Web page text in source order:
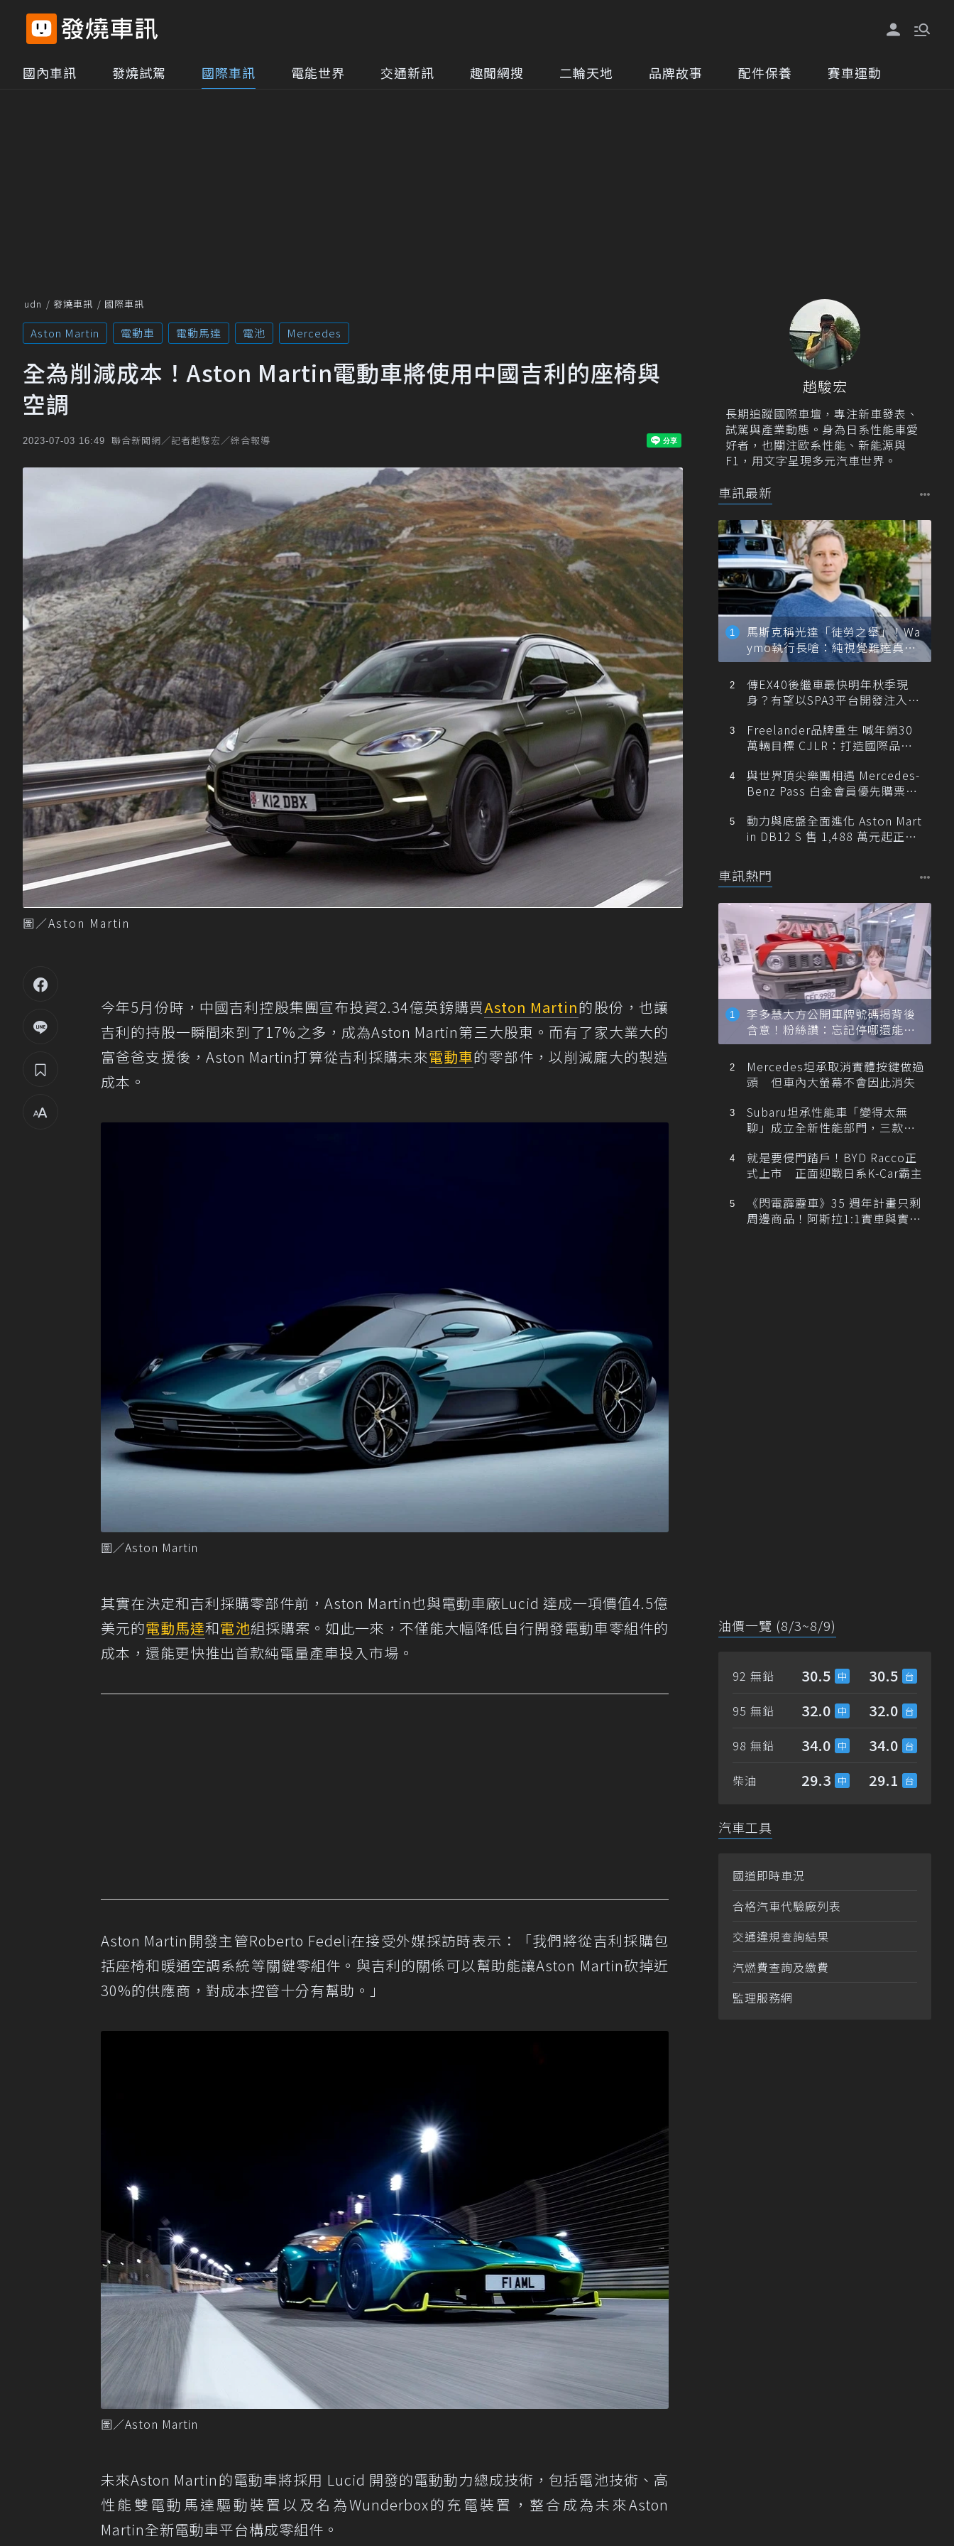
國內車訊 發燒試駕 國際車訊 電能世界 交通新訊 趣聞網搜 二輪天地 品牌故事 配件保養 賽車運動
udn 發燒車訊 國際車訊
Aston Martin 電動車 電動馬達 電池 Mercedes
全為削減成本！Aston Martin電動車將使用中國吉利的座椅與
空調
2023-07-03 16:49 聯合新聞網／記者趙駿宏／綜合報導
圖／Aston Martin
今年5月份時，中國吉利控股集團宣布投資2.34億英鎊購買Aston Martin的股份，也讓
吉利的持股一瞬間來到了17%之多，成為Aston Martin第三大股東。而有了家大業大的
富爸爸支援後，Aston Martin打算從吉利採購未來電動車的零部件，以削減龐大的製造
成本。
圖／Aston Martin
其實在決定和吉利採購零部件前，Aston Martin也與電動車廠Lucid 達成一項價值4.5億
美元的電動馬達和電池組採購案。如此一來，不僅能大幅降低自行開發電動車零組件的
成本，還能更快推出首款純電量產車投入市場。
Aston Martin開發主管Roberto Fedeli在接受外媒採訪時表示：「我們將從吉利採購包
括座椅和暖通空調系統等關鍵零組件。與吉利的關係可以幫助能讓Aston Martin砍掉近
30%的供應商，對成本控管十分有幫助。」
圖／Aston Martin
未來Aston Martin的電動車將採用 Lucid 開發的電動動力總成技術，包括電池技術、高
性能雙電動馬達驅動裝置以及名為Wunderbox的充電裝置，整合成為未來Aston
Martin全新電動車平台構成零組件。
趙駿宏
長期追蹤國際車壇，專注新車發表、
試駕與產業動態。身為日系性能車愛
好者，也關注歐系性能、新能源與
F1，用文字呈現多元汽車世界。
車訊最新
馬斯克稱光達「徒勞之舉」！Wa
ymo執行長嗆：純視覺難達真正
自動駕駛
傳EX40後繼車最快明年秋季現
身？有望以SPA3平台開發注入80
Freelander品牌重生 喊年銷30
萬輛目標 CJLR：打造國際品牌
與世界頂尖樂團相遇 Mercedes-
Benz Pass 白金會員優先購票維
動力與底盤全面進化 Aston Mart
in DB12 S 售 1,488 萬元起正式
車訊熱門
李多慧大方公開車牌號碼揭背後
含意！粉絲讚：忘記停哪還能幫
忙找車
Mercedes坦承取消實體按鍵做過
頭 但車內大螢幕不會因此消失
Subaru坦承性能車「變得太無
聊」成立全新性能部門，三款手
就是要侵門踏戶！BYD Racco正
式上市 正面迎戰日系K-Car霸主
《閃電霹靂車》35 週年計畫只剩
周邊商品！阿斯拉1:1實車與實體
油價一覽 (8/3~8/9)
92 無鉛 30.5 30.5
95 無鉛 32.0 32.0
98 無鉛 34.0 34.0
柴油 29.3 29.1
汽車工具
國道即時車況
合格汽車代驗廠列表
交通違規查詢結果
汽燃費查詢及繳費
監理服務網